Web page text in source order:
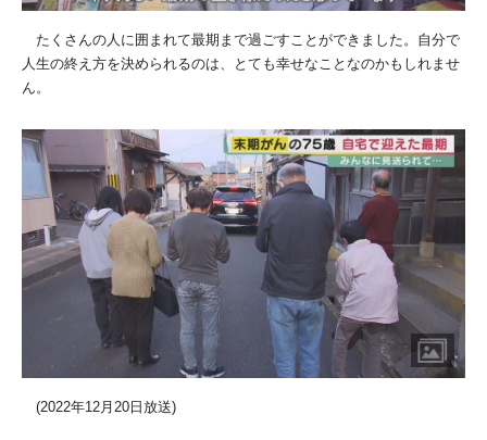
たくさんの人に囲まれて最期まで過ごすことができました。自分で
人生の終え方を決められるのは、とても幸せなことなのかもしれませ
ん。
(2022年12月20日放送)